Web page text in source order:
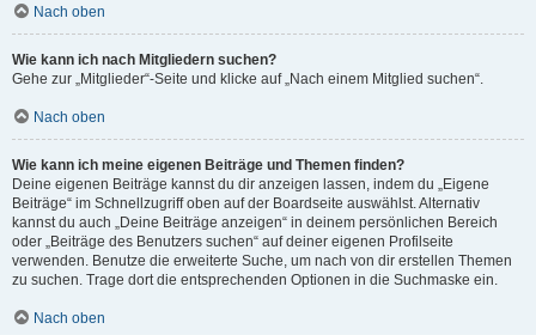
Nach oben
Wie kann ich nach Mitgliedern suchen?
Gehe zur „Mitglieder“-Seite und klicke auf „Nach einem Mitglied suchen“.
Nach oben
Wie kann ich meine eigenen Beiträge und Themen finden?
Deine eigenen Beiträge kannst du dir anzeigen lassen, indem du „Eigene
Beiträge“ im Schnellzugriff oben auf der Boardseite auswählst. Alternativ
kannst du auch „Deine Beiträge anzeigen“ in deinem persönlichen Bereich
oder „Beiträge des Benutzers suchen“ auf deiner eigenen Profilseite
verwenden. Benutze die erweiterte Suche, um nach von dir erstellen Themen
zu suchen. Trage dort die entsprechenden Optionen in die Suchmaske ein.
Nach oben